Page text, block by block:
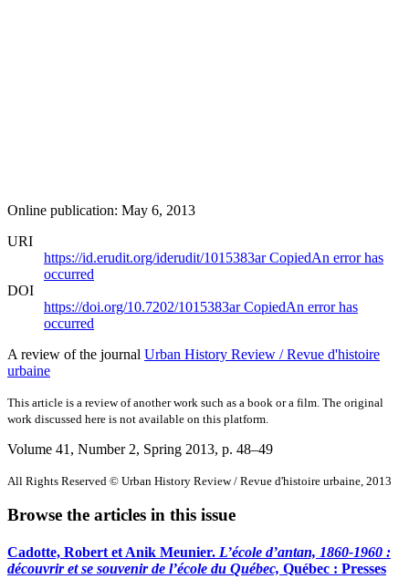
Online publication: May 6, 2013
URI
https://id.erudit.org/iderudit/1015383arCopiedAn error has
occurred
DOI
https://doi.org/10.7202/1015383arCopiedAn error has
occurred
A review of the journal Urban History Review / Revue d'histoire
urbaine
This article is a review of another work such as a book or a film. The original
work discussed here is not available on this platform.
Volume 41, Number 2, Spring 2013, p. 48–49
All Rights Reserved © Urban History Review / Revue d'histoire urbaine, 2013
Browse the articles in this issue
Cadotte, Robert et Anik Meunier. L’école d’antan, 1860-1960 :
découvrir et se souvenir de l’école du Québec, Québec : Presses